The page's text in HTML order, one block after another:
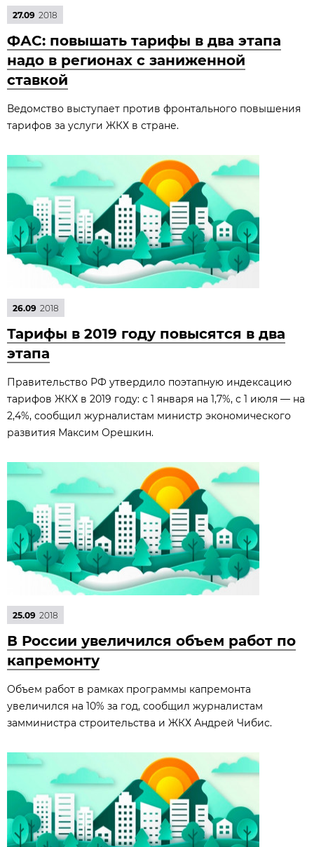
27.09 2018
ФАС: повышать тарифы в два этапа
надо в регионах с заниженной
ставкой
Ведомство выступает против фронтального повышения
тарифов за услуги ЖКХ в стране.
26.09 2018
Тарифы в 2019 году повысятся в два
этапа
Правительство РФ утвердило поэтапную индексацию
тарифов ЖКХ в 2019 году: с 1 января на 1,7%, с 1 июля — на
2,4%, сообщил журналистам министр экономического
развития Максим Орешкин.
25.09 2018
В России увеличился объем работ по
капремонту
Объем работ в рамках программы капремонта
увеличился на 10% за год, сообщил журналистам
замминистра строительства и ЖКХ Андрей Чибис.